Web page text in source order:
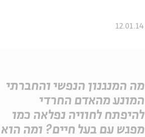
12.01.14
מה המנגנון הנפשי והחברתי
המונע מהאדם החרדי
להיפתח לחוויה נפלאה כמו
מפגש עם בעל חיים? ומה הוא